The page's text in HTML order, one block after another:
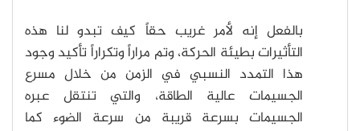
بالفعل إنه لأمر غريب حقاً كيف تبدو لنا هذه
التأثيرات بطيئة الحركة، وتم مراراً وتكراراً تأكيد وجود
هذا التمدد النسبي في الزمن من خلال مسرع
الجسيمات عالية الطاقة، والتي تنتقل عبره
الجسيمات بسرعة قريبة من سرعة الضوء كما